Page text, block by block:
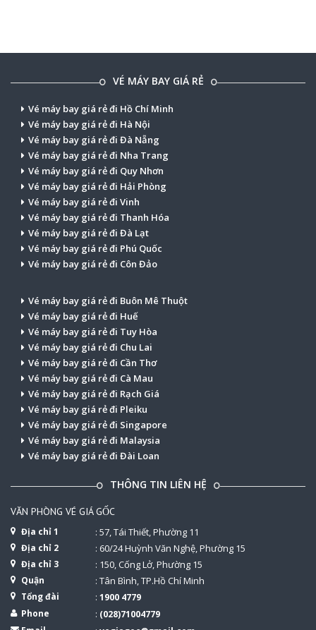
VÉ MÁY BAY GIÁ RẺ
Vé máy bay giá rẻ đi Hồ Chí Minh
Vé máy bay giá rẻ đi Hà Nội
Vé máy bay giá rẻ đi Đà Nẵng
Vé máy bay giá rẻ đi Nha Trang
Vé máy bay giá rẻ đi Quy Nhơn
Vé máy bay giá rẻ đi Hải Phòng
Vé máy bay giá rẻ đi Vinh
Vé máy bay giá rẻ đi Thanh Hóa
Vé máy bay giá rẻ đi Đà Lạt
Vé máy bay giá rẻ đi Phú Quốc
Vé máy bay giá rẻ đi Côn Đảo
Vé máy bay giá rẻ đi Buôn Mê Thuột
Vé máy bay giá rẻ đi Huế
Vé máy bay giá rẻ đi Tuy Hòa
Vé máy bay giá rẻ đi Chu Lai
Vé máy bay giá rẻ đi Cần Thơ
Vé máy bay giá rẻ đi Cà Mau
Vé máy bay giá rẻ đi Rạch Giá
Vé máy bay giá rẻ đi Pleiku
Vé máy bay giá rẻ đi Singapore
Vé máy bay giá rẻ đi Malaysia
Vé máy bay giá rẻ đi Đài Loan
THÔNG TIN LIÊN HỆ
VĂN PHÒNG VÉ GIÁ GỐC
Địa chỉ 1 : 57, Tái Thiết, Phường 11
Địa chỉ 2 : 60/24 Huỳnh Văn Nghệ, Phường 15
Địa chỉ 3 : 150, Cống Lở, Phường 15
Quận : Tân Bình, TP.Hồ Chí Minh
Tổng đài : 1900 4779
Phone
: (028)71004779